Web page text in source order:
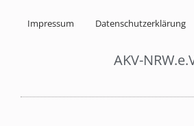
Impressum Datenschutzerklärung
AKV-